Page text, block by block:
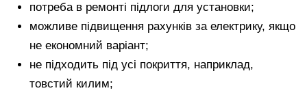
потреба в ремонті підлоги для установки;
можливе підвищення рахунків за електрику, якщо
не економний варіант;
не підходить під усі покриття, наприклад,
товстий килим;